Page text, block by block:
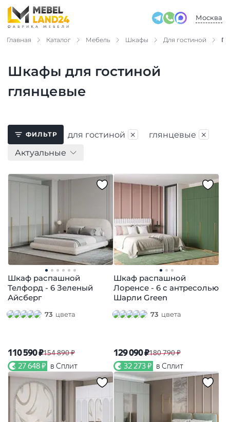
Москва
Главная Каталог Мебель Шкафы Для гостиной
Шкафы для гостиной
глянцевые
ФИЛЬТР для гостиной × глянцевые ×
Актуальные
Шкаф распашной
Телфорд - 6 Зеленый
Айсберг
73 цвета
110 590 ₽154 890 ₽
27 648 ₽ в Сплит
Шкаф распашной
Лоренсе - 6 с антресолью
Шарли Green
73 цвета
129 090 ₽180 790 ₽
32 273 ₽ в Сплит